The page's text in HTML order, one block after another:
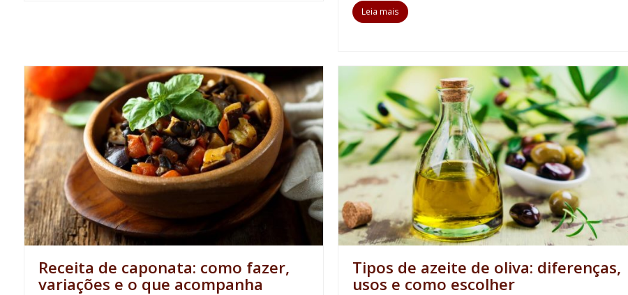
Leia mais
Receita de caponata: como fazer,
variações e o que acompanha
Tipos de azeite de oliva: diferenças,
usos e como escolher